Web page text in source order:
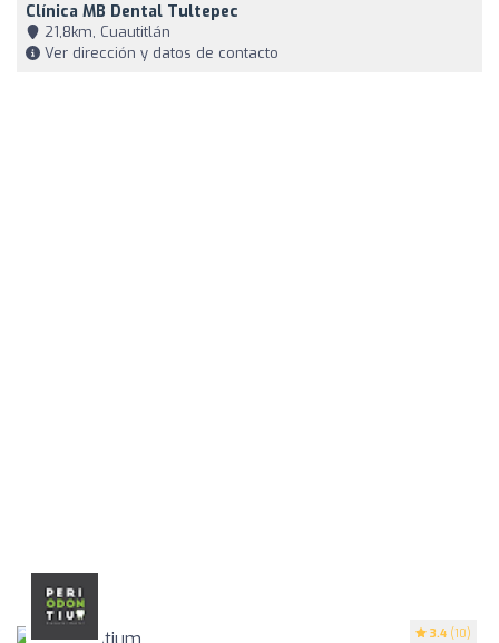
Clínica MB Dental Tultepec
21,8km, Cuautitlán
Ver dirección y datos de contacto
3.4 (10)